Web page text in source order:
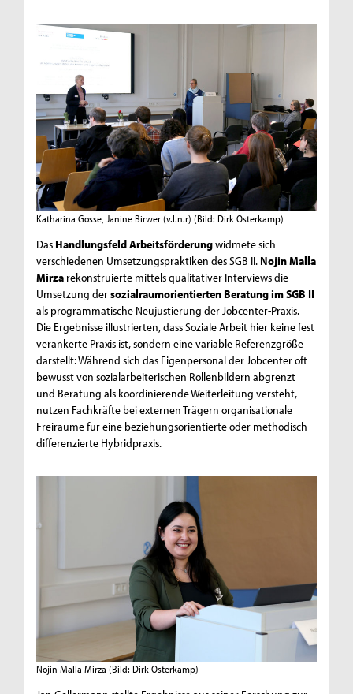
Katharina Gosse, Janine Birwer (v.l.n.r) (Bild: Dirk Osterkamp)
Das Handlungsfeld Arbeitsförderungwidmete sich
verschiedenen Umsetzungspraktiken des SGB II. Nojin Malla
Mirza rekonstruierte mittels qualitativer Interviews die
Umsetzung dersozialraumorientierten Beratung im SGB II
als programmatische Neujustierung der Jobcenter-Praxis.
Die Ergebnisse illustrierten, dass Soziale Arbeit hier keine fest
verankerte Praxis ist, sondern eine variable Referenzgröße
darstellt: Während sich das Eigenpersonal der Jobcenter oft
bewusst von sozialarbeiterischen Rollenbildern abgrenzt
und Beratung als koordinierende Weiterleitung versteht,
nutzen Fachkräfte bei externen Trägern organisationale
Freiräume für eine beziehungsorientierte oder methodisch
differenzierte Hybridpraxis.
Nojin Malla Mirza (Bild: Dirk Osterkamp)